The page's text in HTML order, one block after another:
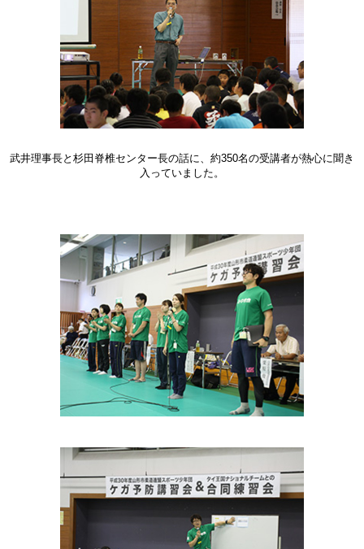
武井理事長と杉田脊椎センター長の話に、約350名の受講者が熱心に聞き
入っていました。